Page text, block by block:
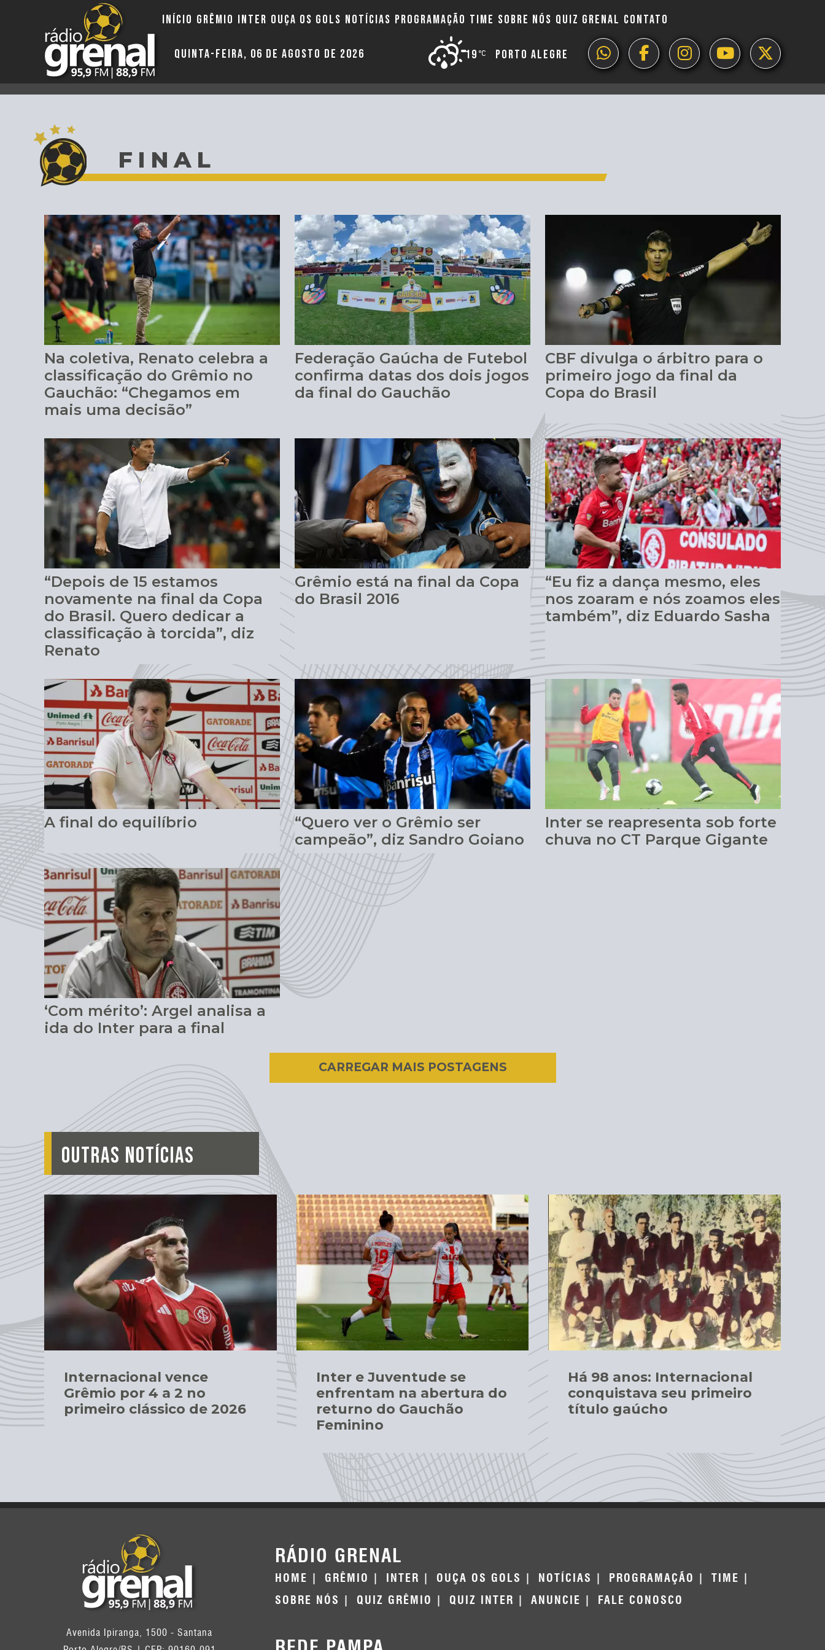
INÍCIO GRÊMIO INTER OUÇA OS GOLS NOTÍCIAS PROGRAMAÇÃO TIME SOBRE NÓS QUIZ GRENAL CONTATO
QUINTA-FEIRA, 06 DE AGOSTO DE 2026 PORTO ALEGRE
19
FINAL
Na coletiva, Renato celebra a
classificação do Grêmio no
Gauchão: “Chegamos em
mais uma decisão”
Federação Gaúcha de Futebol
confirma datas dos dois jogos
da final do Gauchão
CBF divulga o árbitro para o
primeiro jogo da final da
Copa do Brasil
“Depois de 15 estamos
novamente na final da Copa
do Brasil. Quero dedicar a
classificação à torcida”, diz
Renato
Grêmio está na final da Copa
do Brasil 2016
“Eu fiz a dança mesmo, eles
nos zoaram e nós zoamos eles
também”, diz Eduardo Sasha
A final do equilíbrio
“Quero ver o Grêmio ser
campeão”, diz Sandro Goiano
Inter se reapresenta sob forte
chuva no CT Parque Gigante
‘Com mérito’: Argel analisa a
ida do Inter para a final
CARREGAR MAIS POSTAGENS
OUTRAS NOTÍCIAS
Internacional vence
Grêmio por 4 a 2 no
primeiro clássico de 2026
Inter e Juventude se
enfrentam na abertura do
returno do Gauchão
Feminino
Há 98 anos: Internacional
conquistava seu primeiro
título gaúcho
Avenida Ipiranga, 1500 - Santana
RÁDIO GRENAL
HOME GRÊMIO INTER OUÇA OS GOLS NOTÍCIAS PROGRAMAÇÃO
TIME
SOBRE NÓS
QUIZ GRÊMIO QUIZ INTER ANUNCIE FALE CONOSCO